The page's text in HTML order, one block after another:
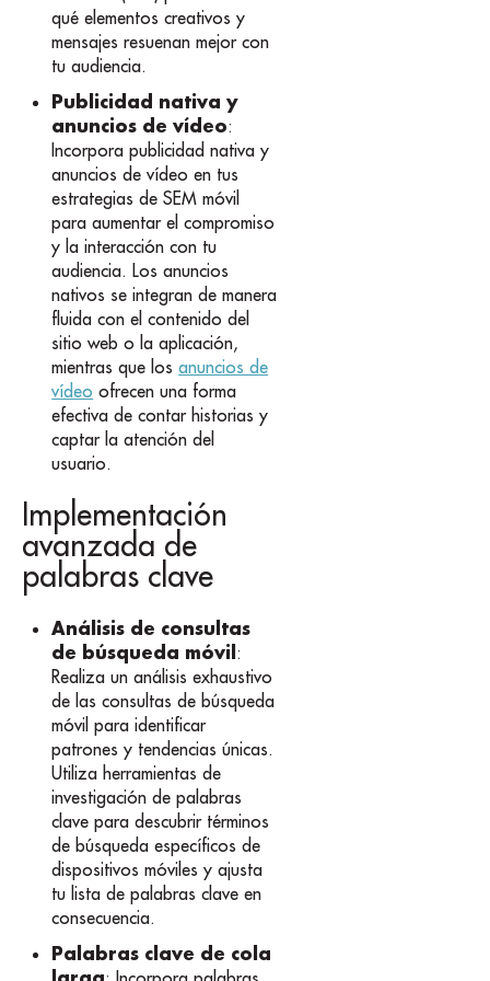
qué elementos creativos y
mensajes resuenan mejor con
tu audiencia.
Publicidad nativa y
anuncios de vídeo:
Incorpora publicidad nativa y
anuncios de vídeo en tus
estrategias de SEM móvil
para aumentar el compromiso
y la interacción con tu
audiencia. Los anuncios
nativos se integran de manera
fluida con el contenido del
sitio web o la aplicación,
mientras que losanuncios de
vídeo ofrecen una forma
efectiva de contar historias y
captar la atención del
usuario.
Implementación
avanzada de
palabras clave
Análisis de consultas
de búsqueda móvil:
Realiza un análisis exhaustivo
de las consultas de búsqueda
móvil para identificar
patrones y tendencias únicas.
Utiliza herramientas de
investigación de palabras
clave para descubrir términos
de búsqueda específicos de
dispositivos móviles y ajusta
tu lista de palabras clave en
consecuencia.
Palabras clave de cola